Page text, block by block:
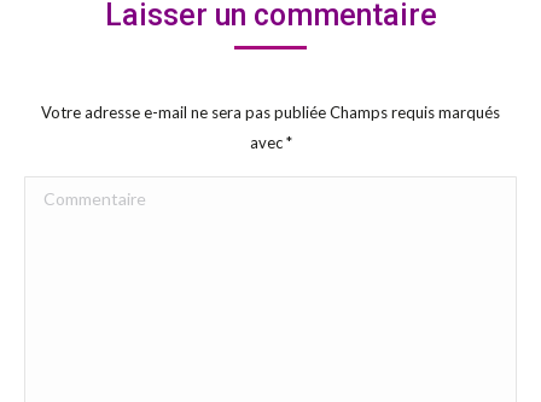
Laisser un commentaire
Votre adresse e-mail ne sera pas publiée Champs requis marqués
avec*
Commentaire